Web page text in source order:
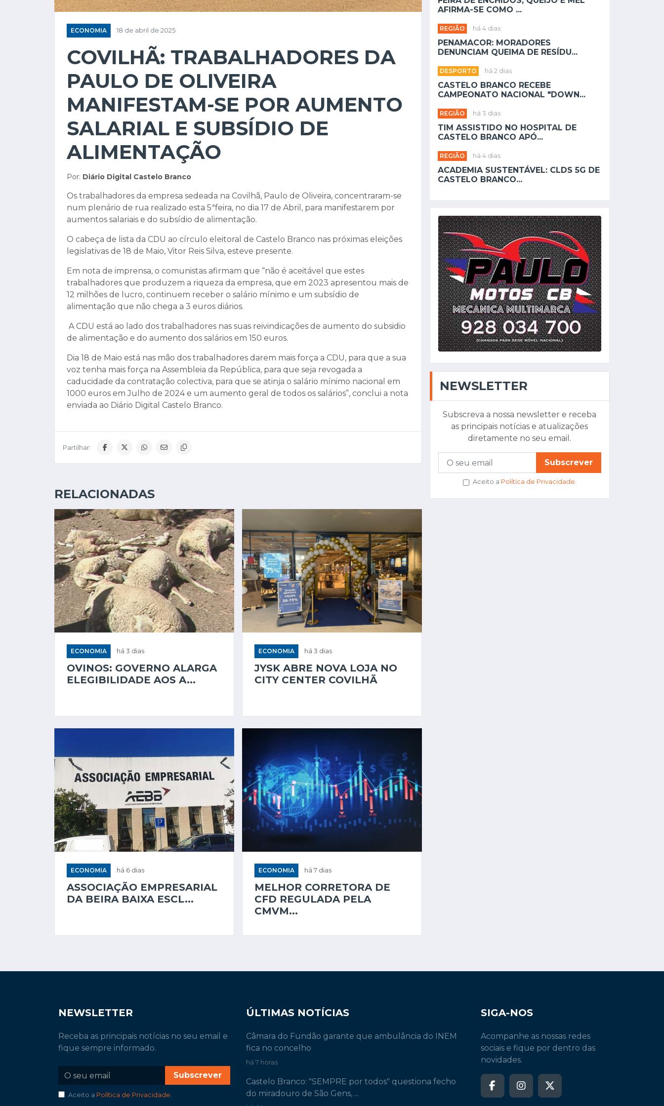
ECONOMIA 18 de abril de 2025
COVILHÃ: TRABALHADORES DA
PAULO DE OLIVEIRA
MANIFESTAM-SE POR AUMENTO
SALARIAL E SUBSÍDIO DE
ALIMENTAÇÃO
Por: Diário Digital Castelo Branco
Os trabalhadores da empresa sedeada na Covilhã, Paulo de Oliveira, concentraram-se
num plenário de rua realizado esta 5ªfeira, no dia 17 de Abril, para manifestarem por
aumentos salariais e do subsídio de alimentação.
O cabeça de lista da CDU ao círculo eleitoral de Castelo Branco nas próximas eleições
legislativas de 18 de Maio, Vitor Reis Silva, esteve presente.
Em nota de imprensa, o comunistas afirmam que “não é aceitável que estes
trabalhadores que produzem a riqueza da empresa, que em 2023 apresentou mais de
12 milhões de lucro, continuem receber o salário mínimo e um subsídio de
alimentação que não chega a 3 euros diários.
A CDU está ao lado dos trabalhadores nas suas reivindicações de aumento do subsidio
de alimentação e do aumento dos salários em 150 euros.
Dia 18 de Maio está nas mão dos trabalhadores darem mais força a CDU, para que a sua
voz tenha mais força na Assembleia da República, para que seja revogada a
caducidade da contratação colectiva, para que se atinja o salário mínimo nacional em
1000 euros em Julho de 2024 e um aumento geral de todos os salários”, conclui a nota
enviada ao Diário Digital Castelo Branco.
Partilhar:
RELACIONADAS
ECONOMIA há 3 dias
OVINOS: GOVERNO ALARGA
ELEGIBILIDADE AOS A...
ECONOMIA há 3 dias
JYSK ABRE NOVA LOJA NO
CITY CENTER COVILHÃ
ECONOMIA há 6 dias
ASSOCIAÇÃO EMPRESARIAL
DA BEIRA BAIXA ESCL...
ECONOMIA há 7 dias
MELHOR CORRETORA DE
CFD REGULADA PELA
CMVM...
AFIRMA-SE COMO ...
REGIÃO há 4 dias
PENAMACOR: MORADORES
DENUNCIAM QUEIMA DE RESÍDU...
DESPORTO há 2 dias
CASTELO BRANCO RECEBE
CAMPEONATO NACIONAL "DOWN...
REGIÃO há 3 dias
TIM ASSISTIDO NO HOSPITAL DE
CASTELO BRANCO APÓ...
REGIÃO há 4 dias
ACADEMIA SUSTENTÁVEL: CLDS 5G DE
CASTELO BRANCO...
NEWSLETTER
Subscreva a nossa newsletter e receba
as principais notícias e atualizações
diretamente no seu email.
Subscrever
Aceito a Política de Privacidade.
NEWSLETTER
Receba as principais notícias no seu email e
fique sempre informado.
Subscrever
Aceito a Política de Privacidade.
ÚLTIMAS NOTÍCIAS
Câmara do Fundão garante que ambulância do INEM
fica no concelho
há 7 horas
Castelo Branco: "SEMPRE por todos" questiona fecho
do miradouro de São Gens, ...
SIGA-NOS
Acompanhe as nossas redes
sociais e fique por dentro das
novidades.